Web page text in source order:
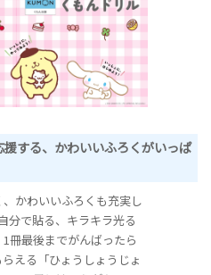
する、かわいいふろくがいっぱ
かわいいふろくも充実し
分で貼る、キラキラ光る
1冊最後までがんばったら
える「ひょうしょうじょ